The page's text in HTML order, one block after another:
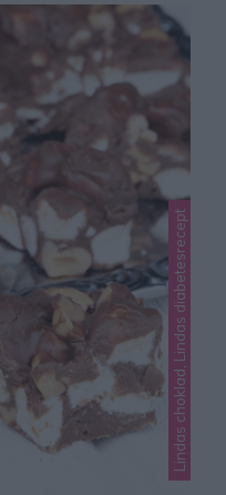
Lindas choklad, Lindas diabetesrecept